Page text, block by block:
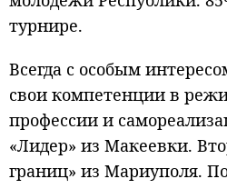
турнире.
Всегда с особым
свои компетенции в
профессии и
«Лидер» из Макеевки.
границ» из Мариуполя.